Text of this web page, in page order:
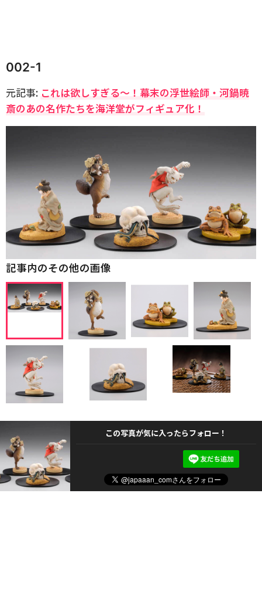
002-1
元記事: これは欲しすぎる〜！幕末の浮世絵師・河鍋暁
斎のあの名作たちを海洋堂がフィギュア化！
記事内のその他の画像
この写真が気に入ったらフォロー！